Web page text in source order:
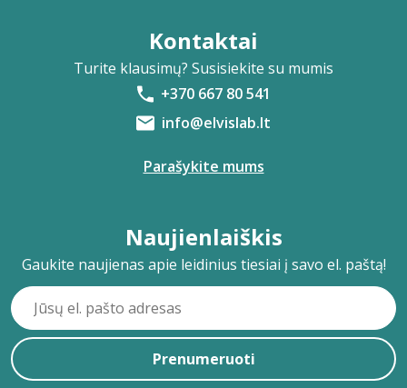
Kontaktai
Turite klausimų? Susisiekite su mumis
+370 667 80 541
info@elvislab.lt
Parašykite mums
Naujienlaiškis
Gaukite naujienas apie leidinius tiesiai į savo el. paštą!
Prenumeruoti